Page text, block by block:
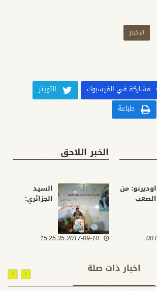
الاخبار
مشاركة في الفيسبوك
التويتر
طباعة
اوديرنو: من
الصعب
كتائب حزب
الخبر اللاحق
السيد
الجزائري:
تحلى
المسجد،
وهو ما
2017-09-10 15:25:35
اخبار ذات صلة